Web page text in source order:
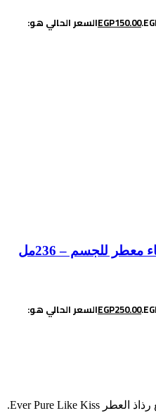
EGP150.00
السعر الحالي هو:
بودى ميست لايك كيس للنساء معطر للجسم – 236مل
EGP250.00
السعر الحالي هو:
الوصف: عززي جمالك الطبيعي مع رذاذ العطر Ever Pure Like Kiss.